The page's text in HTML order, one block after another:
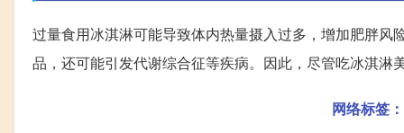
过量食用冰淇淋可能导致体内热量摄入过多，增加肥胖
品，还可能引发代谢综合征等疾病。因此，尽管吃冰淇
网络标签：